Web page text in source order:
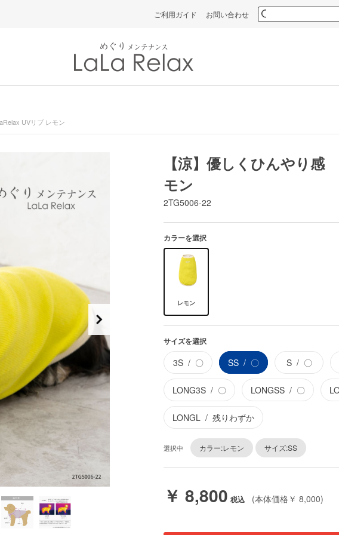
ご利用ガイド お問い合わせ
UVリブ レモン
【涼】優しくひんやり
モン
2TG5006-22
カラーを選択
レモン
サイズを選択
3S 〇 SS 〇 S 〇
LONG3S 〇 LONGSS 〇
LONGL 残りわずか
選択中 カラー:レモン サイズ:SS
￥ 8,800 (本体価格￥ 8,000)